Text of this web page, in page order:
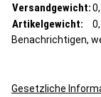
Versandgewicht:
Artikelgewicht:
Benachrichtigen,
Gesetzliche